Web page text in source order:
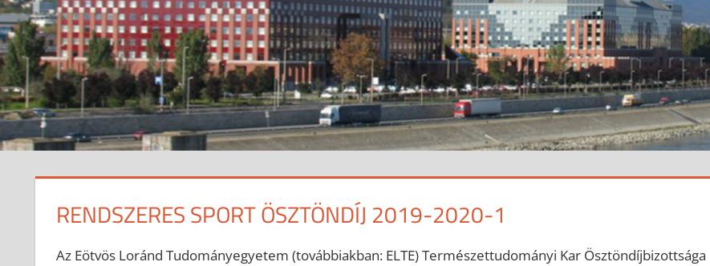
RENDSZERES SPORT ÖSZTÖNDÍJ 2019-2020-1
Az Eötvös Loránd Tudományegyetem (továbbiakban: ELTE) Természettudományi Kar Ösztöndíjbizottsága